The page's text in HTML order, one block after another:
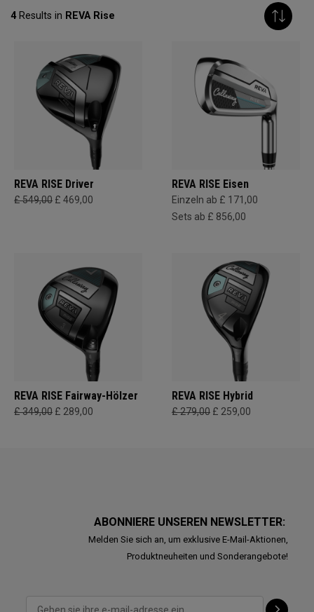
4Results in REVA Rise
REVA RISE Driver
£ 549,00 £ 469,00
REVA RISE Eisen
Einzeln ab £ 171,00
Sets ab £ 856,00
REVA RISE Fairway-Hölzer
£ 349,00 £ 289,00
REVA RISE Hybrid
£ 279,00 £ 259,00
ABONNIERE UNSEREN NEWSLETTER:
Melden Sie sich an, um exklusive E-Mail-Aktionen,
Produktneuheiten und Sonderangebote!